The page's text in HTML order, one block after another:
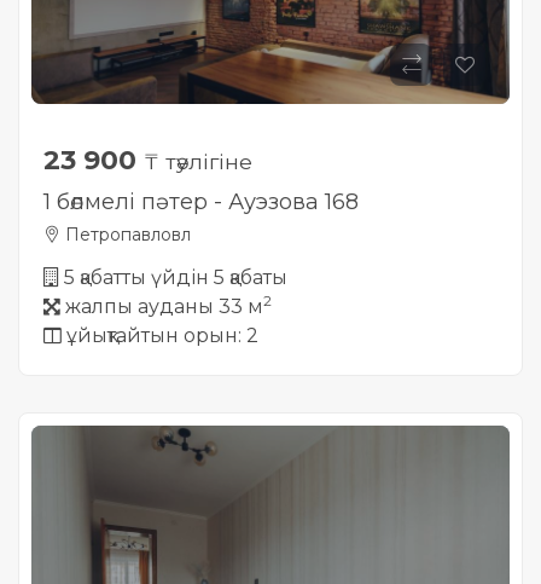
23 900 ₸ тәулігіне
1 бөлмелі пәтер - Ауэзова 168
Петропавловл
5 қабатты үйдін 5 қабаты
жалпы ауданы 33 м2
ұйықтайтын орын: 2